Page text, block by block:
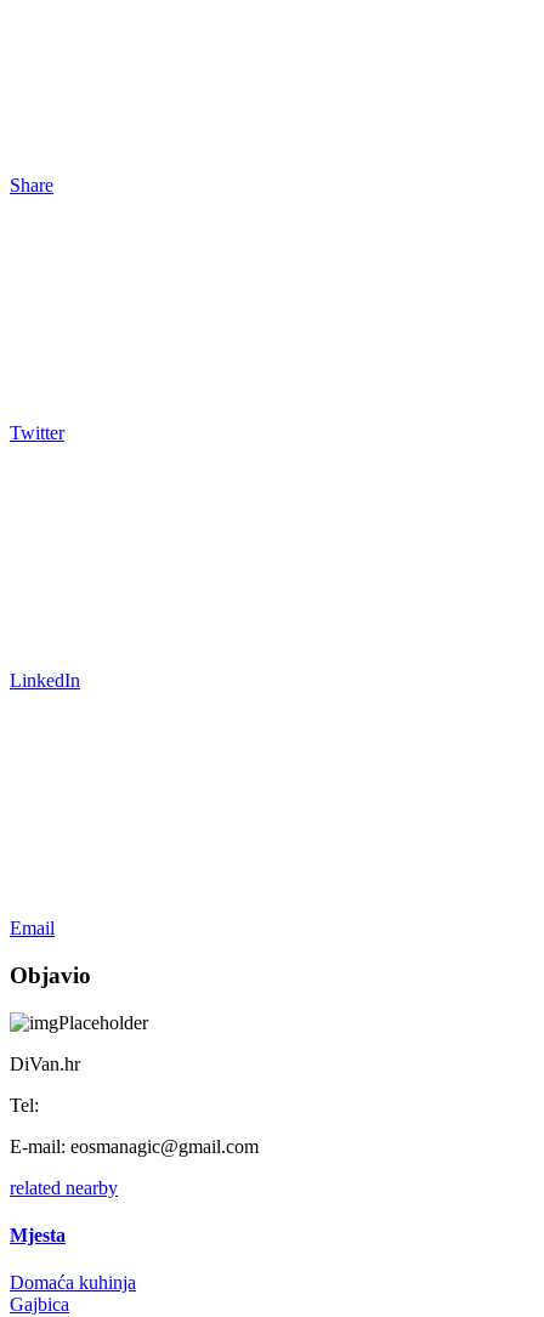
Share
Twitter
LinkedIn
Email
Objavio
DiVan.hr
Tel:
E-mail: eosmanagic@gmail.com
related nearby
Mjesta
Domaća kuhinja
Gajbica